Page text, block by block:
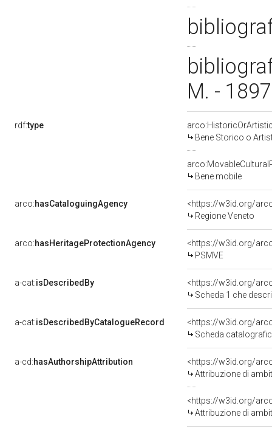
M. -
rdf:type
Bene Storico o
Bene mobile
arco:hasCataloguingAgency
<https://w3id.org/
Regione Veneto
arco:hasHeritageProtectionAgency
<https://w3id.org/
PSMVE
a-cat:isDescribedBy
<https://w3id.org/
Scheda 1 che
a-cat:isDescribedByCatalogueRecord
<https://w3id.org/
Scheda
a-cd:hasAuthorshipAttribution
Attribuzione di
Attribuzione di